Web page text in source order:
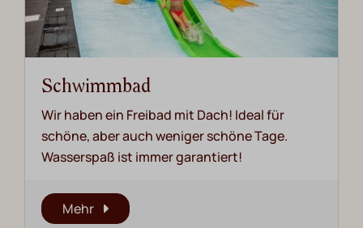
Schwimmbad
Wir haben ein Freibad mit Dach! Ideal für
schöne, aber auch weniger schöne Tage.
Wasserspaß ist immer garantiert!
Mehr